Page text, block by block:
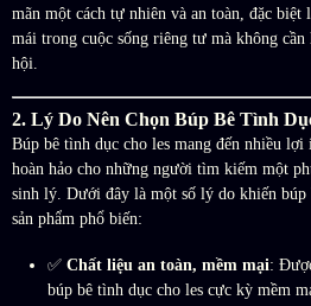
mãn một cách tự nhiên và an toàn, đặc
mái trong cuộc sống riêng tư mà không
hội.
2. Lý Do Nên Chọn Búp Bê Tình
Búp bê tình dục cho les mang đến nhiều
hoàn hảo cho những người tìm kiếm một
sinh lý. Dưới đây là một số lý do khiến búp
sản phẩm phổ biến:
✅ Chất liệu an toàn, mềm mại:
búp bê tình dục cho les cực kỳ mềm